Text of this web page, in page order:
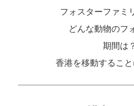
フォスターファミ
どんな動物のフ
期間は
香港を移動するこ